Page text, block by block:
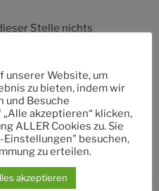
Stelle nichts
unserer Website, um
zu bieten, indem wir
und Besuche
akzeptieren“ klicken,
ALLER Cookies zu. Sie
besuchen,
zu erteilen.
akzeptieren